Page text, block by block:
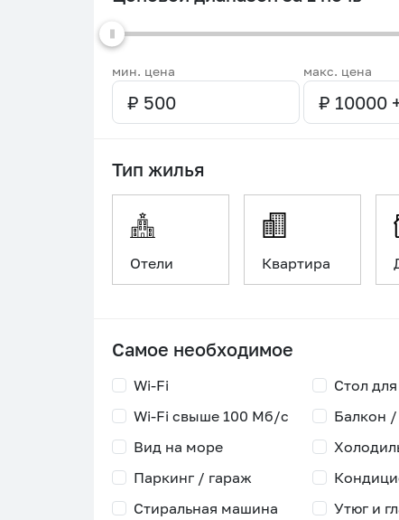
мин. цена макс. цена
Тип жилья
Отели Квартира
Самое необходимое
Wi-Fi
Wi-Fi свыше 100 Мб/с
Стол
Балкон
Вид на море
Паркинг / гараж
Стиральная машина
Утюг и